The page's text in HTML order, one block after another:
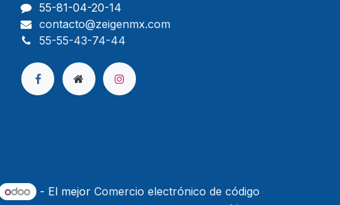
55-81-04-20-14
contacto@zeigenmx.com
55-55-43-74-44
- El mejor Comercio electrónico de código